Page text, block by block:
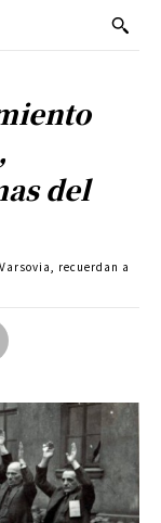
del
recuerdan a